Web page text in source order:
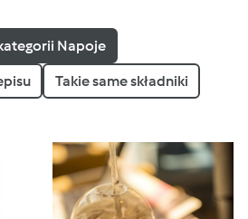
Napoje
Takie same składniki